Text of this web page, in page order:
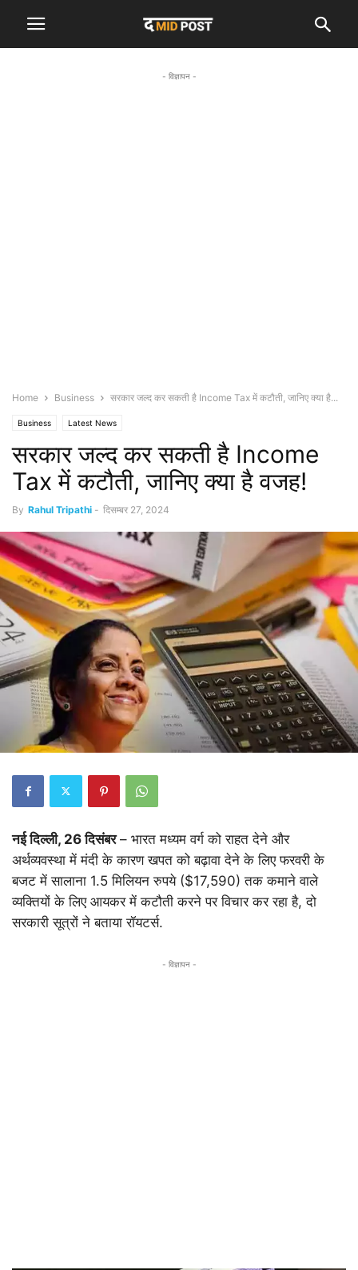
- विज्ञापन -
Home Business सरकार जल्द कर सकती है Income Tax में कटौती, जानिए क्या है...
Business Latest News
सरकार जल्द कर सकती है Income
Tax में कटौती, जानिए क्या है वजह!
By Rahul Tripathi - दिसम्बर 27, 2024
नई दिल्ली, 26 दिसंबर– भारत मध्यम वर्ग को राहत देने और
अर्थव्यवस्था में मंदी के कारण खपत को बढ़ावा देने के लिए फरवरी के
बजट में सालाना 1.5 मिलियन रुपये ($17,590) तक कमाने वाले
व्यक्तियों के लिए आयकर में कटौती करने पर विचार कर रहा है, दो
सरकारी सूत्रों ने बताया रॉयटर्स.
- विज्ञापन -